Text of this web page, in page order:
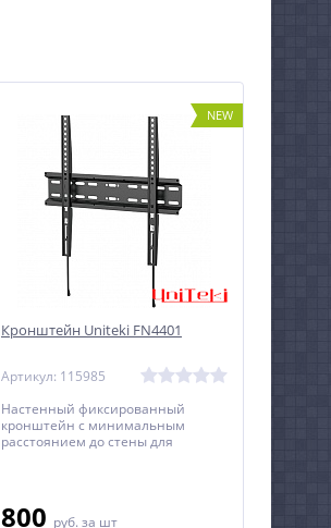
NEW
Кронштейн Uniteki FN4401
Артикул: 115985
Настенный фиксированный
кронштейн с минимальным
расстоянием до стены для
800 руб. за шт